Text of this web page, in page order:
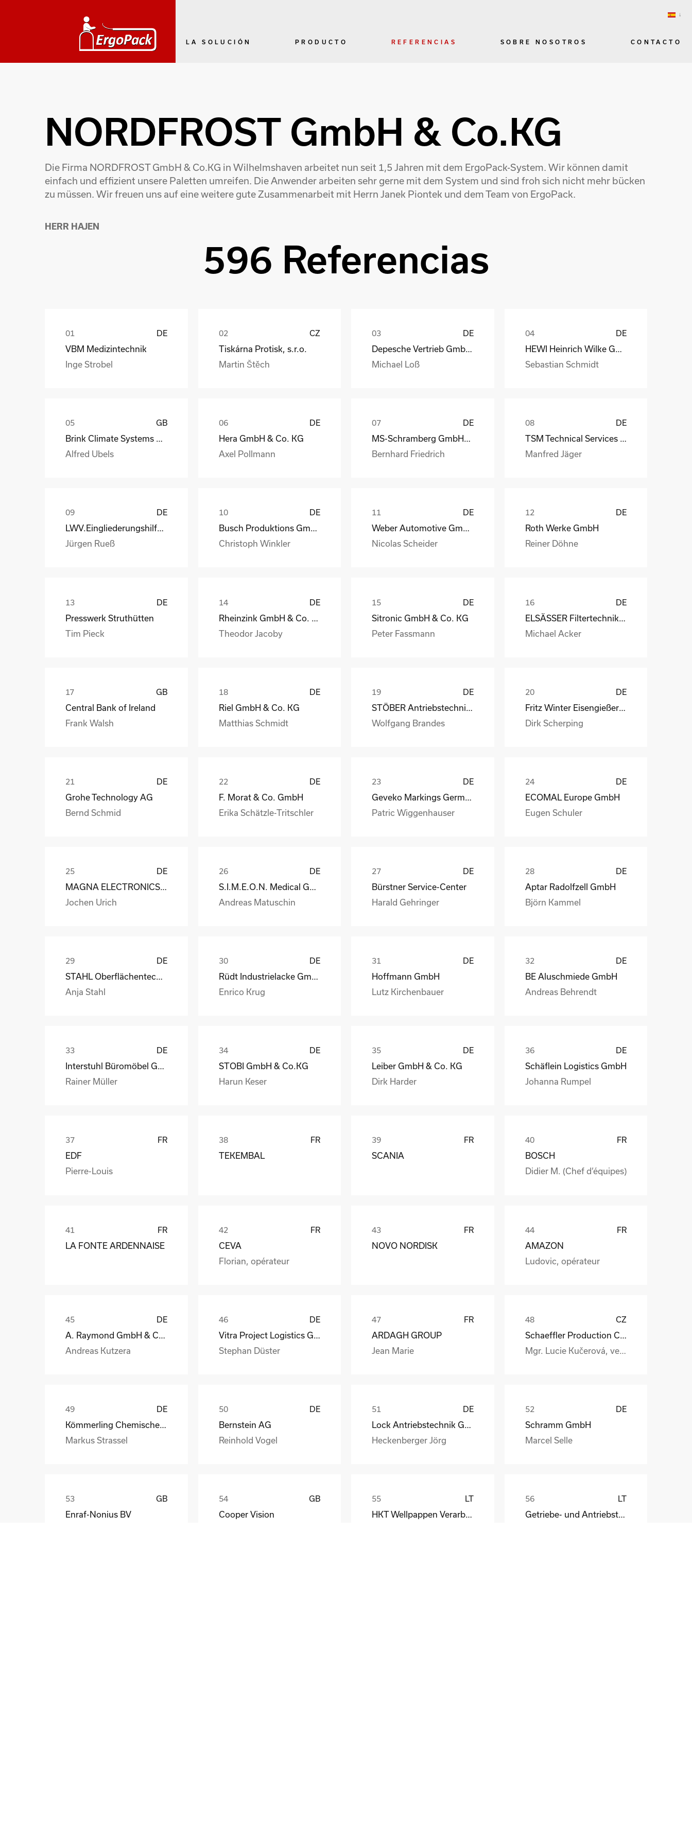
LA SOLUCIÓN PRODUCTO REFERENCIAS SOBRE NOSOTROS CONTACTO
NORDFROST GmbH & Co.KG
Die Firma NORDFROST GmbH & Co.KG in Wilhelmshaven arbeitet nun seit 1,5 Jahren mit dem ErgoPack-System. Wir können damit
einfach und effizient unsere Paletten umreifen. Die Anwender arbeiten sehr gerne mit dem System und sind froh sich nicht mehr bücken
zu müssen. Wir freuen uns auf eine weitere gute Zusammenarbeit mit Herrn Janek Piontek und dem Team von ErgoPack.
HERR HAJEN
596 Referencias
DE
VBM Medizintechnik
Inge Strobel
CZ
Tiskárna Protisk, s.r.o.
Martin Štěch
DE
Michael Loß
DE
Sebastian Schmidt
GB
Alfred Ubels
DE
Hera GmbH & Co. KG
Axel Pollmann
DE
Bernhard Friedrich
DE
Manfred Jäger
DE
LWV.Eingliederungshilfe.GmbH
Jürgen Rueß
DE
Busch Produktions GmbH Vakuumpumpen und Systeme
Christoph Winkler
DE
Weber Automotive GmbH
Nicolas Scheider
DE
Roth Werke GmbH
Reiner Döhne
DE
Presswerk Struthütten
Tim Pieck
DE
Theodor Jacoby
DE
Sitronic GmbH & Co. KG
Peter Fassmann
DE
Michael Acker
GB
Central Bank of Ireland
Frank Walsh
DE
Riel GmbH & Co. KG
Matthias Schmidt
DE
Wolfgang Brandes
DE
Fritz Winter Eisengießerei GmbH & Co. KG
Dirk Scherping
DE
Grohe Technology AG
Bernd Schmid
DE
F. Morat & Co. GmbH
Erika Schätzle-Tritschler
DE
Patric Wiggenhauser
DE
ECOMAL Europe GmbH
Eugen Schuler
DE
Jochen Urich
DE
Andreas Matuschin
DE
Bürstner Service-Center
Harald Gehringer
DE
Aptar Radolfzell GmbH
Björn Kammel
DE
Anja Stahl
DE
Enrico Krug
DE
Hoffmann GmbH
Lutz Kirchenbauer
DE
BE Aluschmiede GmbH
Andreas Behrendt
DE
Interstuhl Büromöbel GmbH & Co. KG
Rainer Müller
DE
STOBI GmbH & Co.KG
Harun Keser
DE
Leiber GmbH & Co. KG
Dirk Harder
DE
Schäflein Logistics GmbH
Johanna Rumpel
FR
EDF
Pierre-Louis
FR
TEKEMBAL
FR
SCANIA
FR
BOSCH
Didier M. (Chef d’équipes)
FR
LA FONTE ARDENNAISE
FR
CEVA
Florian, opérateur
FR
NOVO NORDISK
FR
AMAZON
Ludovic, opérateur
DE
Andreas Kutzera
DE
Stephan Düster
FR
ARDAGH GROUP
Jean Marie
CZ
Mgr. Lucie Kučerová, vedoucí interní logistiky a expedice
DE
Markus Strassel
DE
Bernstein AG
Reinhold Vogel
DE
Heckenberger Jörg
DE
Schramm GmbH
Marcel Selle
GB
Enraf-Nonius BV
GB
Cooper Vision
LT LT
Getriebe- und Antriebstechnik Wernigerode